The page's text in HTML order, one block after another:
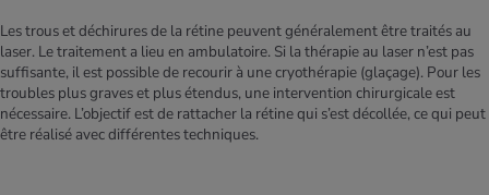
Les trous et déchirures de la rétine peuvent généralement être traités au
laser. Le traitement a lieu en ambulatoire. Si la thérapie au laser n’est pas
suffisante, il est possible de recourir à une cryothérapie (glaçage). Pour les
troubles plus graves et plus étendus, une intervention chirurgicale est
nécessaire. L’objectif est de rattacher la rétine qui s’est décollée, ce qui peut
être réalisé avec différentes techniques.